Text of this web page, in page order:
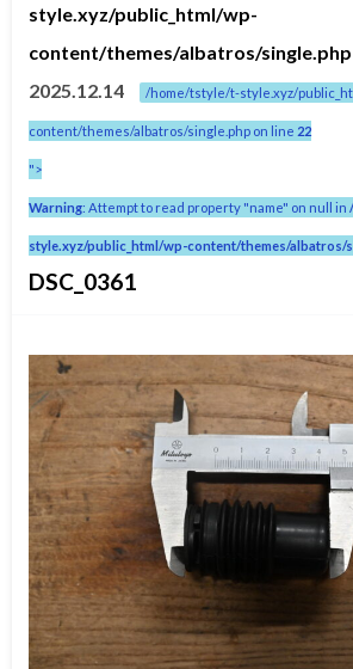
style.xyz/public_html/wp-
content/themes/albatros/single.php
2025.12.14
/home/tstyle/t-style.xyz/
content/themes/albatros/single.php on line 22
">
Warning: Attempt to read property "name" on null in
style.xyz/public_html/wp-content/themes/albatros/
DSC_0361